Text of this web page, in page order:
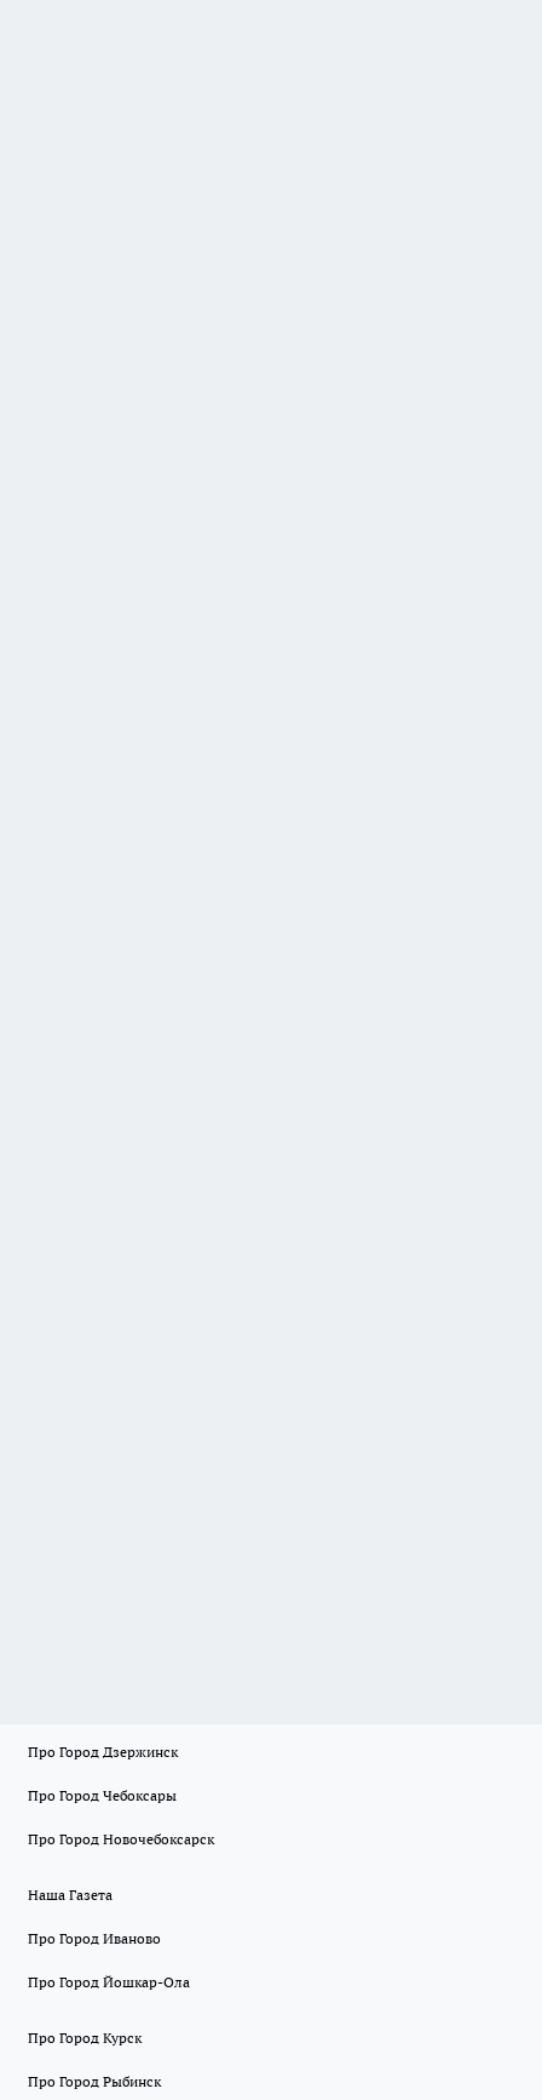
Про Город Дзержинск
Про Город Чебоксары
Про Город Новочебоксарск
Наша Газета
Про Город Иваново
Про Город Йошкар-Ола
Про Город Курск
Про Город Рыбинск